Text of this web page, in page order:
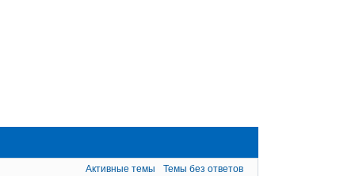
Активные темы Темы без ответов